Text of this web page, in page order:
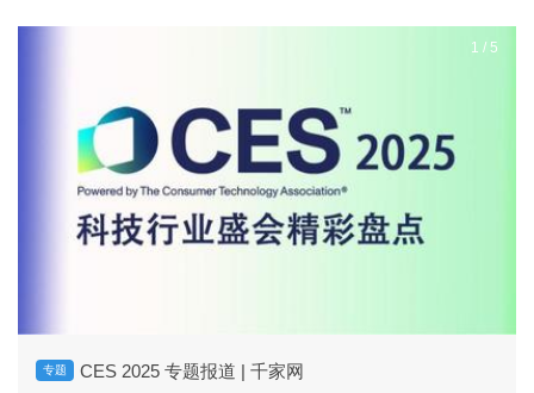
专题 CES 2025 专题报道 | 千家网
1 / 5